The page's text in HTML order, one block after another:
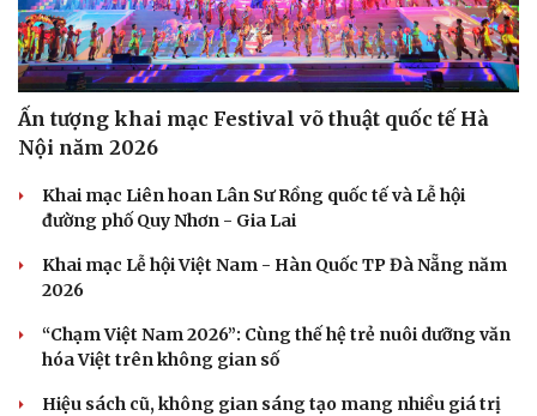
Ấn tượng khai mạc Festival võ thuật quốc tế Hà
Nội năm 2026
Khai mạc Liên hoan Lân Sư Rồng quốc tế và Lễ hội
đường phố Quy Nhơn - Gia Lai
Khai mạc Lễ hội Việt Nam - Hàn Quốc TP Đà Nẵng năm
2026
“Chạm Việt Nam 2026”: Cùng thế hệ trẻ nuôi dưỡng văn
hóa Việt trên không gian số
Hiệu sách cũ, không gian sáng tạo mang nhiều giá trị